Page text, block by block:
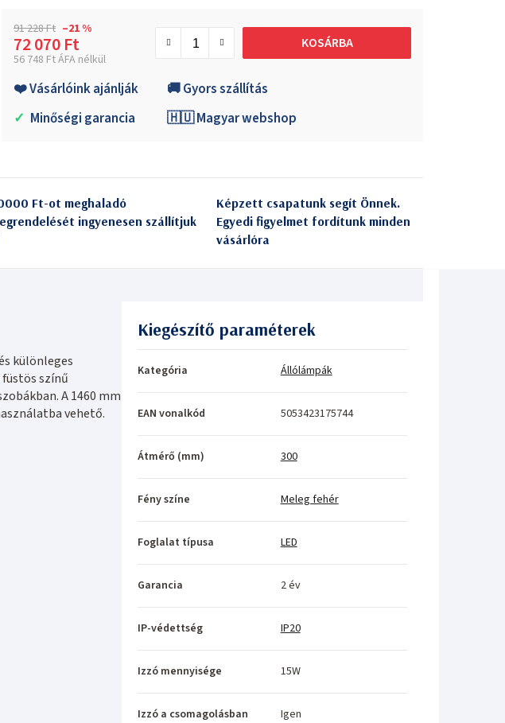
91 228 Ft –21 %
72 070 Ft
56 748 Ft ÁFA nélkül
KOSÁRBA
❤️ Vásárlóink ajánlják
🚚 Gyors szállítás
✓ Minőségi garancia 🇭🇺 Magyar webshop
Ft-ot meghaladó
ingyenesen szállítjuk
Képzett csapatunk segít Önnek.
Egyedi figyelmet fordítunk minden
vásárlóra
különleges
színű
A 1460 mm
vehető.
Kiegészítő paraméterek
Kategória Állólámpák
EAN vonalkód 5053423175744
Átmérő (mm) 300
Fény színe Meleg fehér
Foglalat típusa LED
Garancia 2 év
IP-védettség IP20
Izzó mennyisége 15W
Izzó a csomagolásban Igen